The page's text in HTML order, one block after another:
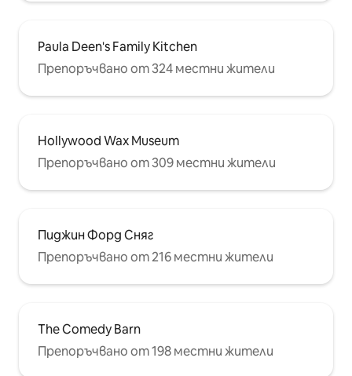
Paula Deen's Family Kitchen
Препоръчвано от 324 местни жители
Hollywood Wax Museum
Препоръчвано от 309 местни жители
Пиджин Форд Сняг
Препоръчвано от 216 местни жители
The Comedy Barn
Препоръчвано от 198 местни жители